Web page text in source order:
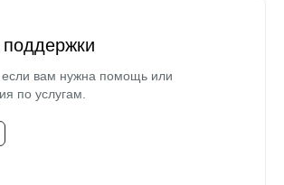
вам нужна помощь или
по услугам.